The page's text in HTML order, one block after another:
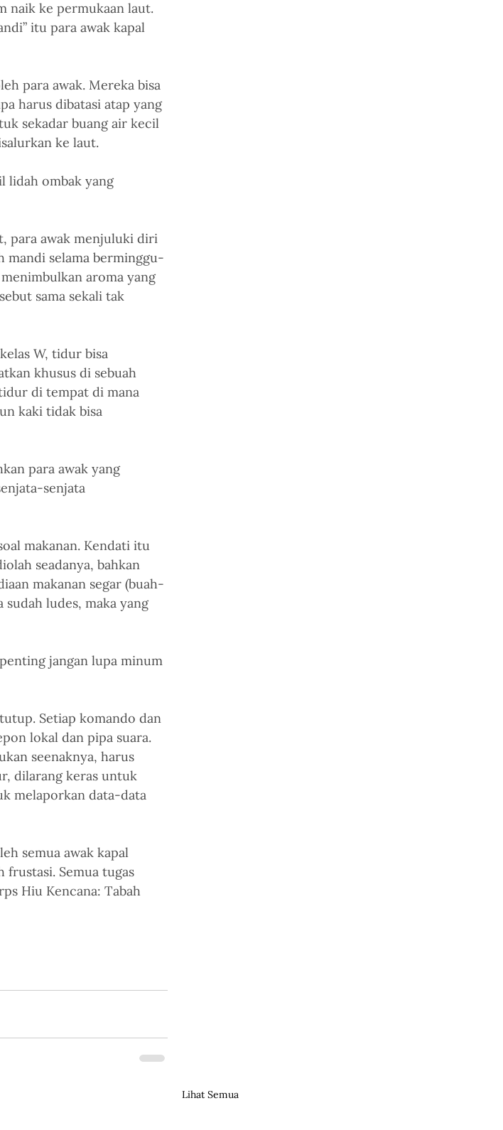
naik ke permukaan laut.
itu para awak kapal
para awak. Mereka bisa
harus dibatasi atap yang
sekadar buang air kecil
ke laut.
lidah ombak yang
para awak menjuluki diri
mandi selama berminggu-
aroma yang
sama sekali tak
W, tidur bisa
khusus di sebuah
di tempat di mana
kaki tidak bisa
para awak yang
senjata
makanan. Kendati itu
seadanya, bahkan
makanan segar (buah-
ludes, maka yang
jangan lupa minum
Setiap komando dan
lokal dan pipa suara.
seenaknya, harus
dilarang keras untuk
melaporkan data-data
semua awak kapal
frustasi. Semua tugas
Hiu Kencana: Tabah
Lihat Semua